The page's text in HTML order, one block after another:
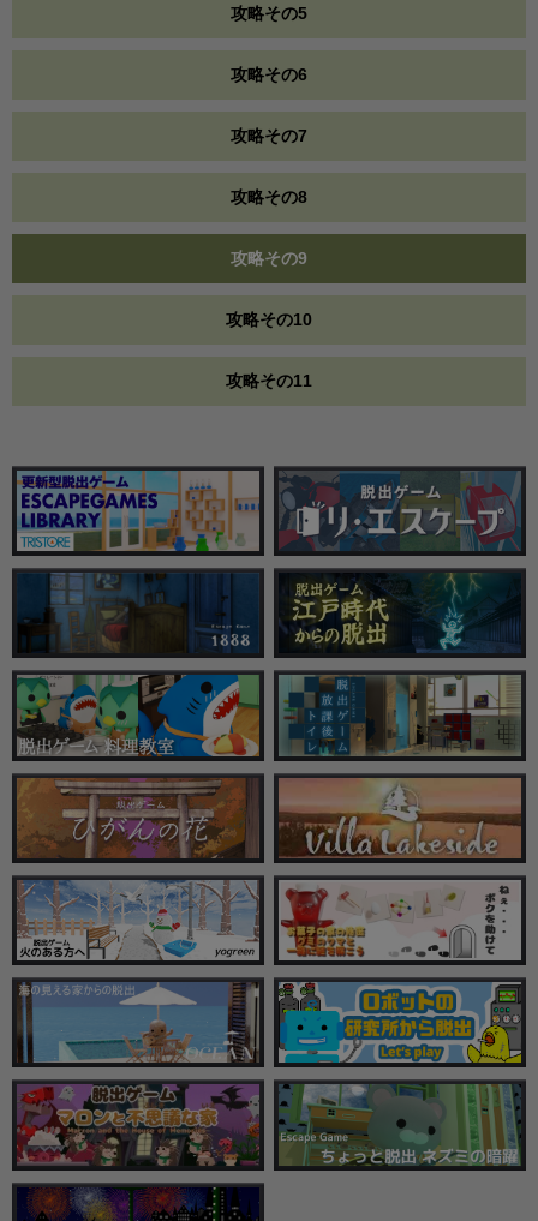
攻略その5
攻略その6
攻略その7
攻略その8
攻略その9
攻略その10
攻略その11